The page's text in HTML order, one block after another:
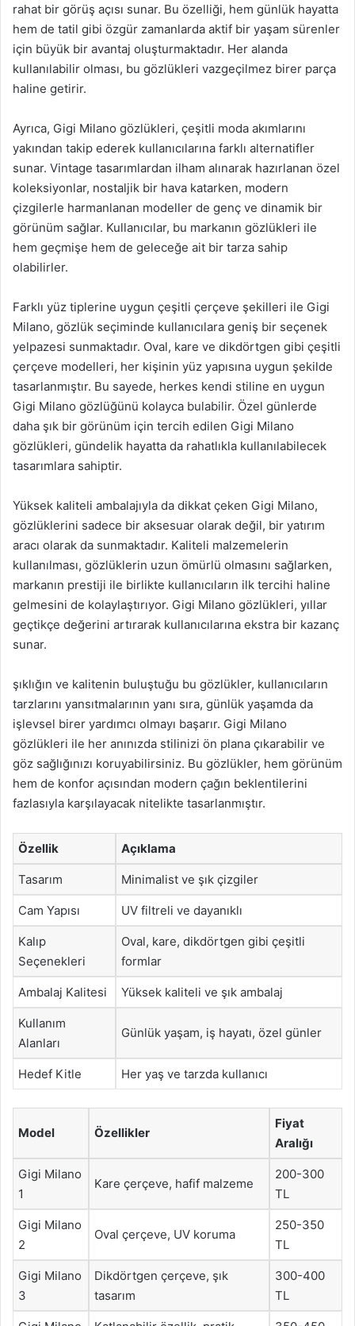
rahat bir görüş açısı sunar. Bu özelliği, hem günlük hayatta
hem de tatil gibi özgür zamanlarda aktif bir yaşam sürenler
için büyük bir avantaj oluşturmaktadır. Her alanda
kullanılabilir olması, bu gözlükleri vazgeçilmez birer parça
haline getirir.
Ayrıca, Gigi Milano gözlükleri, çeşitli moda akımlarını
yakından takip ederek kullanıcılarına farklı alternatifler
sunar. Vintage tasarımlardan ilham alınarak hazırlanan özel
koleksiyonlar, nostaljik bir hava katarken, modern
çizgilerle harmanlanan modeller de genç ve dinamik bir
görünüm sağlar. Kullanıcılar, bu markanın gözlükleri ile
hem geçmişe hem de geleceğe ait bir tarza sahip
olabilirler.
Farklı yüz tiplerine uygun çeşitli çerçeve şekilleri ile Gigi
Milano, gözlük seçiminde kullanıcılara geniş bir seçenek
yelpazesi sunmaktadır. Oval, kare ve dikdörtgen gibi çeşitli
çerçeve modelleri, her kişinin yüz yapısına uygun şekilde
tasarlanmıştır. Bu sayede, herkes kendi stiline en uygun
Gigi Milano gözlüğünü kolayca bulabilir. Özel günlerde
daha şık bir görünüm için tercih edilen Gigi Milano
gözlükleri, gündelik hayatta da rahatlıkla kullanılabilecek
tasarımlara sahiptir.
Yüksek kaliteli ambalajıyla da dikkat çeken Gigi Milano,
gözlüklerini sadece bir aksesuar olarak değil, bir yatırım
aracı olarak da sunmaktadır. Kaliteli malzemelerin
kullanılması, gözlüklerin uzun ömürlü olmasını sağlarken,
markanın prestiji ile birlikte kullanıcıların ilk tercihi haline
gelmesini de kolaylaştırıyor. Gigi Milano gözlükleri, yıllar
geçtikçe değerini artırarak kullanıcılarına ekstra bir kazanç
sunar.
şıklığın ve kalitenin buluştuğu bu gözlükler, kullanıcıların
tarzlarını yansıtmalarının yanı sıra, günlük yaşamda da
işlevsel birer yardımcı olmayı başarır. Gigi Milano
gözlükleri ile her anınızda stilinizi ön plana çıkarabilir ve
göz sağlığınızı koruyabilirsiniz. Bu gözlükler, hem görünüm
hem de konfor açısından modern çağın beklentilerini
fazlasıyla karşılayacak nitelikte tasarlanmıştır.
Özellik Açıklama
Tasarım Minimalist ve şık çizgiler
Cam Yapısı UV filtreli ve dayanıklı
Kalıp
Seçenekleri
Oval, kare, dikdörtgen gibi çeşitli
formlar
Ambalaj Kalitesi Yüksek kaliteli ve şık ambalaj
Kullanım
Alanları
Günlük yaşam, iş hayatı, özel günler
Hedef Kitle Her yaş ve tarzda kullanıcı
Model Özellikler
Fiyat
Aralığı
Gigi Milano
1
Kare çerçeve, hafif malzeme
200-300
TL
Gigi Milano
2
Oval çerçeve, UV koruma
250-350
TL
Gigi Milano
3
Dikdörtgen çerçeve, şık
tasarım
300-400
TL